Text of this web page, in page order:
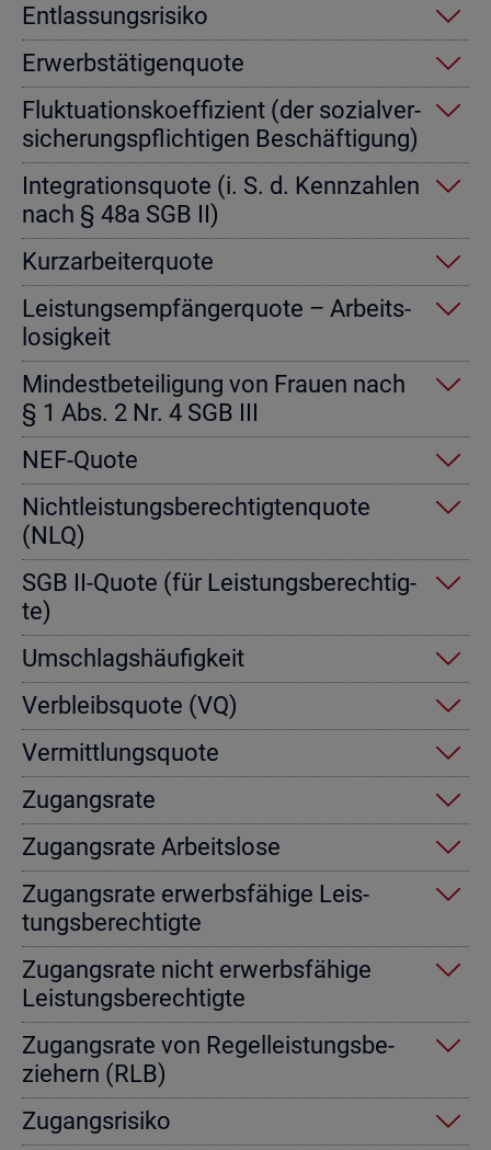
Ent­las­sungs­ri­si­ko
Er­werbs­tä­ti­gen­quo­te
Fluk­tua­ti­ons­ko­ef­fi­zi­ent (der so­zi­al­ver­
si­che­rungs­pflich­ti­gen Be­schäf­ti­gung)
In­te­gra­ti­ons­quo­te (i. S. d. Kenn­zah­len
nach § 48a SGB II)
Kurz­ar­bei­ter­quo­te
Leis­tungs­emp­fän­ger­quo­te – Ar­beits­
lo­sig­keit
Min­dest­be­tei­li­gung von Frau­en nach
§ 1 Abs. 2 Nr. 4 SGB III
NEF-Quote
Nicht­leis­tungs­be­rech­tig­ten­quo­te
(NLQ)
SGB II-Quote (für Leis­tungs­be­rech­tig­
te)
Um­schlags­häu­fig­keit
Ver­bleibs­quo­te (VQ)
Ver­mitt­lungs­quo­te
Zu­gangs­ra­te
Zu­gangs­ra­te Ar­beits­lo­se
Zu­gangs­ra­te er­werbs­fä­hi­ge Leis­
tungs­be­rech­tig­te
Zu­gangs­ra­te nicht er­werbs­fä­hi­ge
Leis­tungs­be­rech­tig­te
Zu­gangs­ra­te von Re­gel­leis­tungs­be­
zie­hern (RLB)
Zu­gangs­ri­si­ko